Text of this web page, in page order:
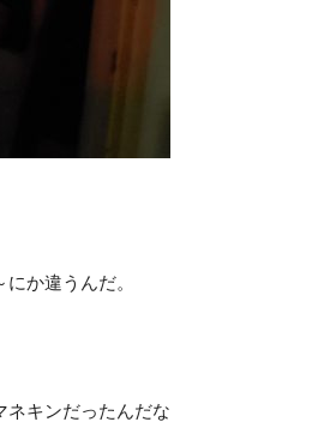
か違うんだ。
ネキンだったんだな